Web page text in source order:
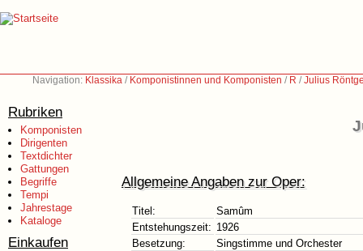
Navigation: Klassika / Komponistinnen und Komponisten / R /Julius
Rubriken
Komponisten
Dirigenten
Textdichter
Gattungen
Begriffe
Tempi
Jahrestage
Kataloge
Einkaufen
Allgemeine Angaben zur Oper:
Titel:
Samûm
Entstehungszeit: 1926
Besetzung:
Singstimme und Orchester